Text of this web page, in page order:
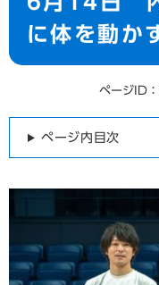
に体を動か
ページID
ページ内目次